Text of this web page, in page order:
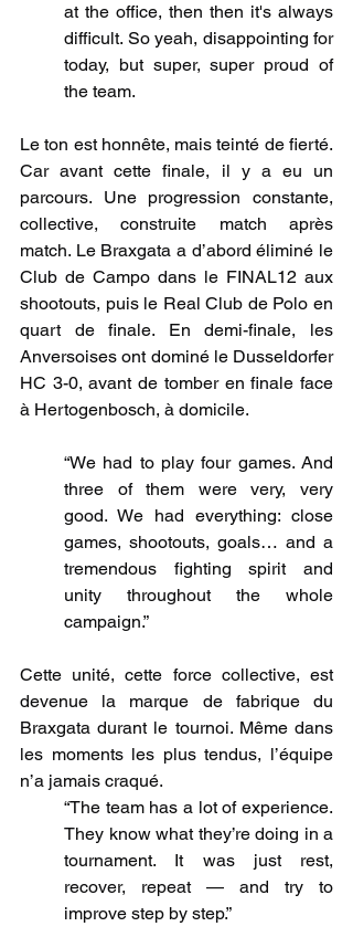
at the office, then then it's always
difficult. So yeah, disappointing for
today, but super, super proud of
the team.
Le ton est honnête, mais teinté de fierté.
Car avant cette finale, il y a eu un
parcours. Une progression constante,
collective, construite match après
match. Le Braxgata a d’abord éliminé le
Club de Campo dans le FINAL12 aux
shootouts, puis le Real Club de Polo en
quart de finale. En demi-finale, les
Anversoises ont dominé le Dusseldorfer
HC 3-0, avant de tomber en finale face
à Hertogenbosch, à domicile.
“We had to play four games. And
three of them were very, very
good. We had everything: close
games, shootouts, goals… and a
tremendous fighting spirit and
unity throughout the whole
campaign.”
Cette unité, cette force collective, est
devenue la marque de fabrique du
Braxgata durant le tournoi. Même dans
les moments les plus tendus, l’équipe
n’a jamais craqué.
“The team has a lot of experience.
They know what they’re doing in a
tournament. It was just rest,
recover, repeat — and try to
improve step by step.”